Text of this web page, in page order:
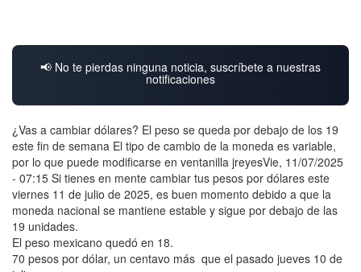
📢 No te pierdas ninguna noticia, suscríbete a nuestras
notificaciones
¿Vas a cambiar dólares? El peso se queda por debajo de los 19
este fin de semana El tipo de cambio de la moneda es variable,
por lo que puede modificarse en ventanilla jreyesVie, 11/07/2025
- 07:15 Si tienes en mente cambiar tus pesos por dólares este
viernes 11 de julio de 2025, es buen momento debido a que la
moneda nacional se mantiene estable y sigue por debajo de las
19 unidades.
El peso mexicano quedó en 18.
70 pesos por dólar, un centavo más que el pasado jueves 10 de